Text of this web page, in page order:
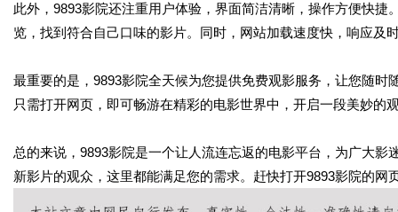
此外，9893影院还注重用户体验，界面简洁清晰，操作方便快
览，找到符合自己口味的影片。同时，网站加载速度快，响应及
最重要的是，9893影院全天候为您提供免费观影服务，让您随
只需打开网页，即可畅游在精彩的电影世界中，开启一段美妙的
总的来说，9893影院是一个让人流连忘返的电影平台，为广大
新影片的观众，这里都能满足您的需求。赶快打开9893影院的网